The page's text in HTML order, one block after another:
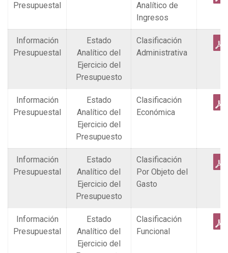
Presupuestal
Analítico de
Ingresos
Información
Presupuestal
Estado
Analítico del
Ejercicio del
Presupuesto
Clasificación
Administrativa
Información
Presupuestal
Estado
Analítico del
Ejercicio del
Presupuesto
Clasificación
Económica
Información
Presupuestal
Estado
Analítico del
Ejercicio del
Presupuesto
Clasificación
Por Objeto del
Gasto
Información
Presupuestal
Estado
Analítico del
Ejercicio del
Clasificación
Funcional